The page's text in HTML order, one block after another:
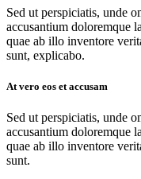
Sed ut perspiciatis, unde
accusantium doloremque
quae ab illo inventore
sunt, explicabo.
At vero eos et accusam
Sed ut perspiciatis, unde
accusantium doloremque
quae ab illo inventore
sunt.